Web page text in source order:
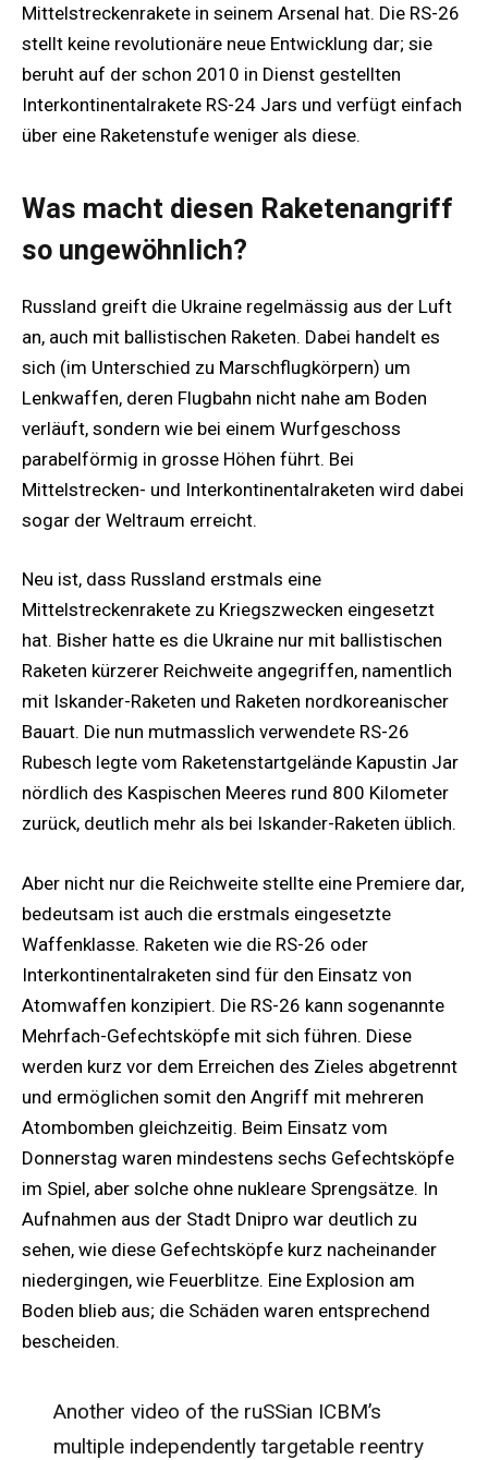
Mittelstreckenrakete in seinem Arsenal hat. Die RS-26
stellt keine revolutionäre neue Entwicklung dar; sie
beruht auf der schon 2010 in Dienst gestellten
Interkontinentalrakete RS-24 Jars und verfügt einfach
über eine Raketenstufe weniger als diese.
Was macht diesen Raketenangriff
so ungewöhnlich?
Russland greift die Ukraine regelmässig aus der Luft
an, auch mit ballistischen Raketen. Dabei handelt es
sich (im Unterschied zu Marschflugkörpern) um
Lenkwaffen, deren Flugbahn nicht nahe am Boden
verläuft, sondern wie bei einem Wurfgeschoss
parabelförmig in grosse Höhen führt. Bei
Mittelstrecken- und Interkontinentalraketen wird dabei
sogar der Weltraum erreicht.
Neu ist, dass Russland erstmals eine
Mittelstreckenrakete zu Kriegszwecken eingesetzt
hat. Bisher hatte es die Ukraine nur mit ballistischen
Raketen kürzerer Reichweite angegriffen, namentlich
mit Iskander-Raketen und Raketen nordkoreanischer
Bauart. Die nun mutmasslich verwendete RS-26
Rubesch legte vom Raketenstartgelände Kapustin Jar
nördlich des Kaspischen Meeres rund 800 Kilometer
zurück, deutlich mehr als bei Iskander-Raketen üblich.
Aber nicht nur die Reichweite stellte eine Premiere dar,
bedeutsam ist auch die erstmals eingesetzte
Waffenklasse. Raketen wie die RS-26 oder
Interkontinentalraketen sind für den Einsatz von
Atomwaffen konzipiert. Die RS-26 kann sogenannte
Mehrfach-Gefechtsköpfe mit sich führen. Diese
werden kurz vor dem Erreichen des Zieles abgetrennt
und ermöglichen somit den Angriff mit mehreren
Atombomben gleichzeitig. Beim Einsatz vom
Donnerstag waren mindestens sechs Gefechtsköpfe
im Spiel, aber solche ohne nukleare Sprengsätze. In
Aufnahmen aus der Stadt Dnipro war deutlich zu
sehen, wie diese Gefechtsköpfe kurz nacheinander
niedergingen, wie Feuerblitze. Eine Explosion am
Boden blieb aus; die Schäden waren entsprechend
bescheiden.
Another video of the ruSSian ICBM’s
multiple independently targetable reentry